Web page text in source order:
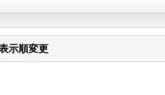
示順変更